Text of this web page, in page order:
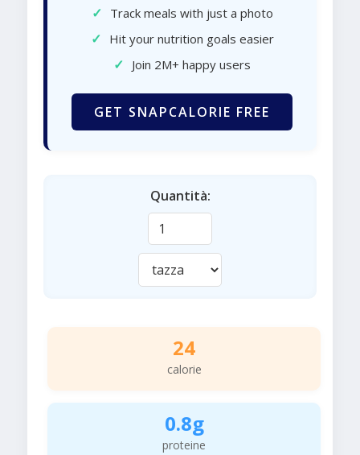
✓ Track meals with just a photo
✓ Hit your nutrition goals easier
✓ Join 2M+ happy users
GET SNAPCALORIE FREE
Quantità:
24
calorie
0.8g
proteine